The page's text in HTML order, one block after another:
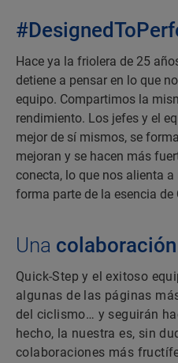
Hace ya la friolera de 25
detiene a pensar en lo que
equipo. Compartimos la
rendimiento. Los jefes y el
mejor de sí mismos, se
mejoran y se hacen más
conecta, lo que nos alienta
forma parte de la esencia de
Una
Quick-Step y el exitoso
algunas de las páginas
del ciclismo… y seguirán
hecho, la nuestra es, sin
colaboraciones más